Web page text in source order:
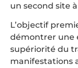
un second site
L’objectif
démontrer une
supériorité du
manifestations